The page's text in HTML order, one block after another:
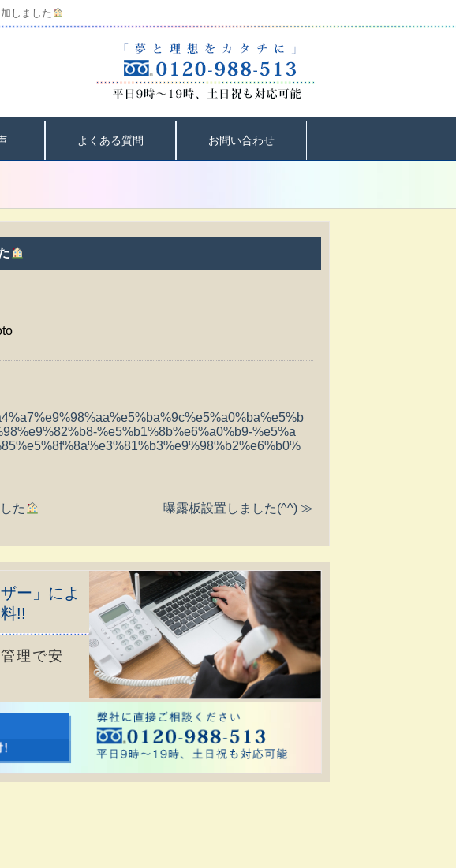
しました
よくある質問 お問い合わせ
%e5%b1%8b%e6%a0%b9-%e5%a
た 曝露板設置しました(^^) ≫
ー」によ
!!
理で安